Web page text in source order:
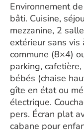
Environnement
bâti. Cuisine,
mezzanine, 2
extérieur sans vis
commune (8×4)
parking,
bébés (chaise
gîte en état ou
électrique.
pers. Écran plat
cabane pour